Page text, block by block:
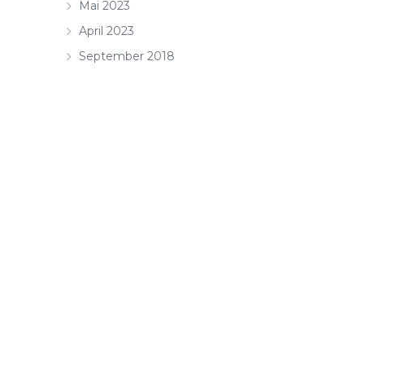
Mai 2023
April 2023
September 2018